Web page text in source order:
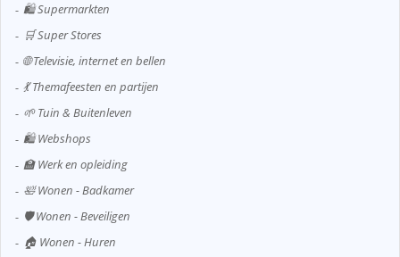
🛍️ Supermarkten
🛒 Super Stores
🌐 Televisie, internet en bellen
💃 Themafeesten en partijen
🌱 Tuin & Buitenleven
🛍️ Webshops
🏫 Werk en opleiding
🛀 Wonen - Badkamer
🛡️ Wonen - Beveiligen
🏠 Wonen - Huren